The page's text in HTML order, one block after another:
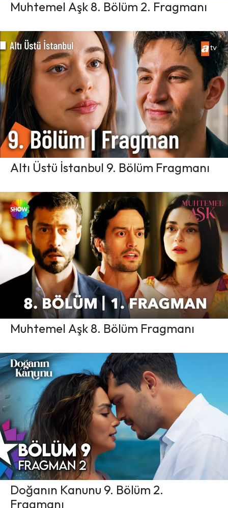
Muhtemel Aşk 8. Bölüm 2. Fragmanı
Altı Üstü İstanbul 9. Bölüm Fragmanı
Muhtemel Aşk 8. Bölüm Fragmanı
Doğanın Kanunu 9. Bölüm 2.
Fragmanı